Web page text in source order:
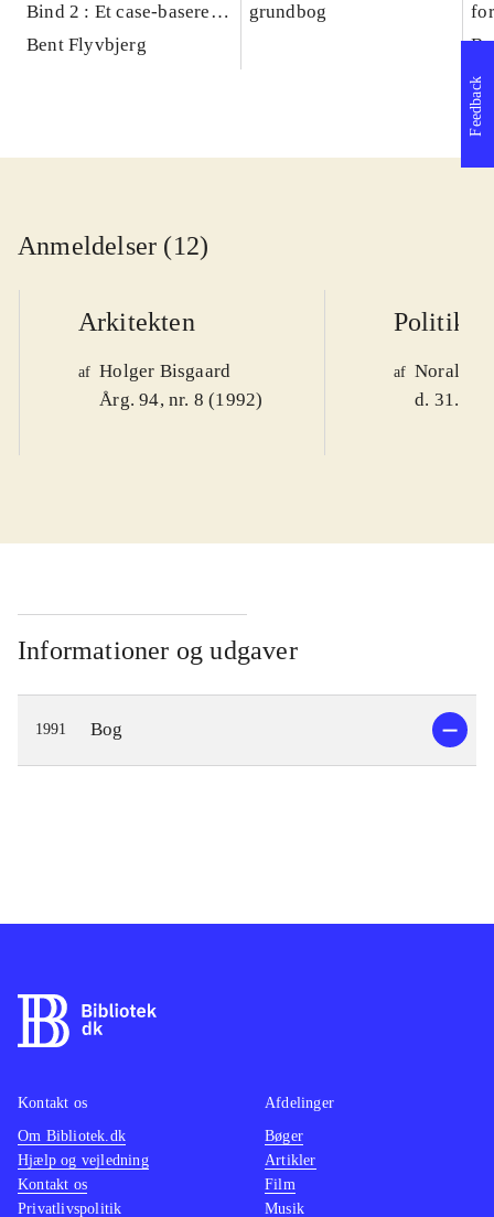
Bind 2 : Et case-baseret
studie af planlægning,
Bent Flyvbjerg
grundbog
Anmeldelser (12)
Arkitekten
af Holger Bisgaard
Årg. 94, nr. 8 (1992)
Politiken
af Noralv
d. 31.
Informationer og udgaver
1991 Bog
Feedback
Kontakt os
Om Bibliotek.dk
Hjælp og vejledning
Kontakt os
Privatlivspolitik
Afdelinger
Bøger
Artikler
Film
Musik